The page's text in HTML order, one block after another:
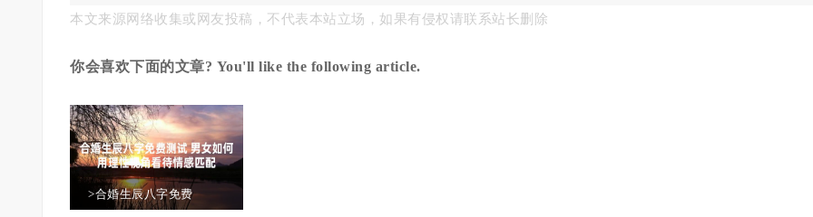
本文来源网络收集或网友投稿，不代表本站立场，如果有侵权请联系站长删除
你会喜欢下面的文章? You'll like the following article.
>合婚生辰八字免费